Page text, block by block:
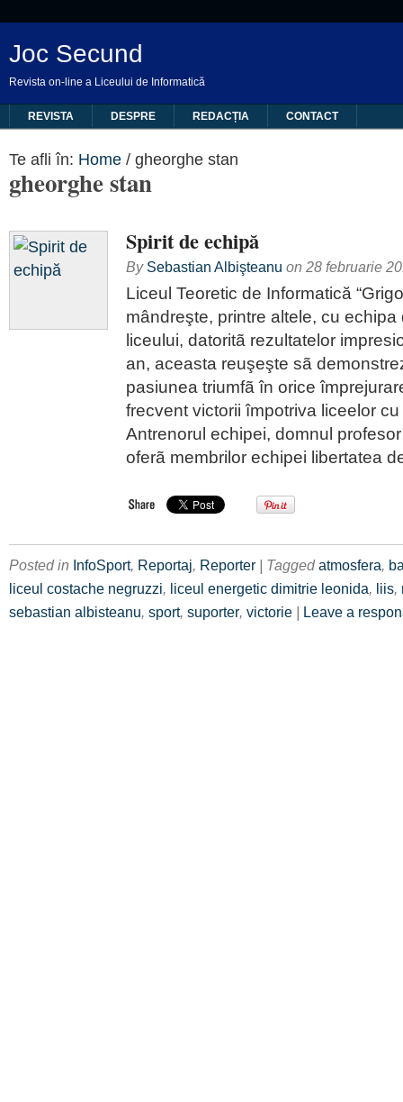
Joc Secund
Revista on-line a Liceului de Informatică
REVISTA DESPRE REDACȚIA CONTACT
Te afli în: Home / gheorghe stan
gheorghe stan
Spirit de echipă
By Sebastian Albişteanu on 28 februarie
Liceul Teoretic de Informatică
mândreşte, printre altele, cu
liceului, datoritã rezultatelor
an, aceasta reuşeşte sã
pasiunea triumfã în orice
frecvent victorii împotriva liceelor
Antrenorul echipei, domnul
oferã membrilor echipei libertatea
Posted in InfoSport, Reportaj, Reporter | Taggedatmosfera,
liceul costache negruzzi, liceul energetic dimitrie leonida, liis,
sebastian albisteanu, sport, suporter, victorie | Leave a